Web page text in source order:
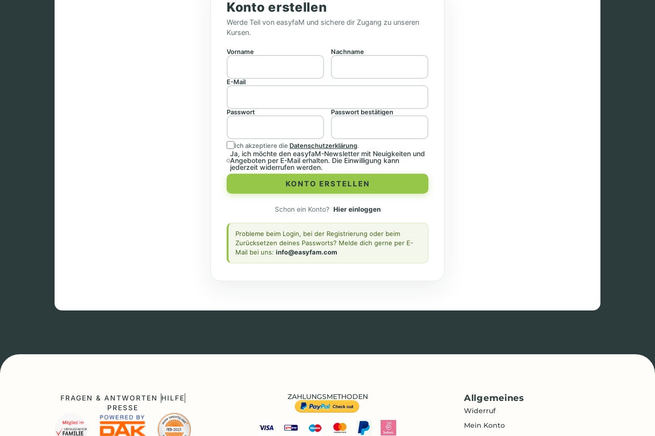
Konto erstellen
Werde Teil von easyfaM und sichere dir Zugang zu unseren
Kursen.
Vorname Nachname
E-Mail
Passwort Passwort bestätigen
Ich akzeptiere die Datenschutzerklärung.
Ja, ich möchte den easyfaM-Newsletter mit Neuigkeiten und
Angeboten per E-Mail erhalten. Die Einwilligung kann
jederzeit widerrufen werden.
KONTO ERSTELLEN
Schon ein Konto? Hier einloggen
Probleme beim Login, bei der Registrierung oder beim
Zurücksetzen deines Passworts? Melde dich gerne per E-
Mail bei uns: info@easyfam.com
FRAGEN & ANTWORTEN
HILFE
PRESSE
ZAHLUNGSMETHODEN Allgemeines
Widerruf
Mein Konto